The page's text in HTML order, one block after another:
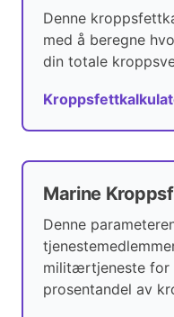
Denne
med å beregne
din totale
Marine
Denne
militærtjeneste for
prosentandel av